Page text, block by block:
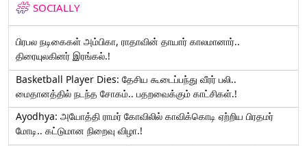
SOCIALLY
பிரபல நடிகைகள் அம்பிகா, ராதாவின் தாயார் காலமானார்..
திரையுலகினர் இரங்கல்.!
Basketball Player Dies: தேசிய கூடைப்பந்து வீரர் பலி..
மைதானத்தில் நடந்த சோகம்.. பதறவைக்கும் காட்சிகள்.!
Ayodhya: அயோத்தி ராமர் கோவிலில் காவிக்கொடி ஏற்றிய பிரதமர்
மோடி.. கட்டுமான நிறைவு விழா.!